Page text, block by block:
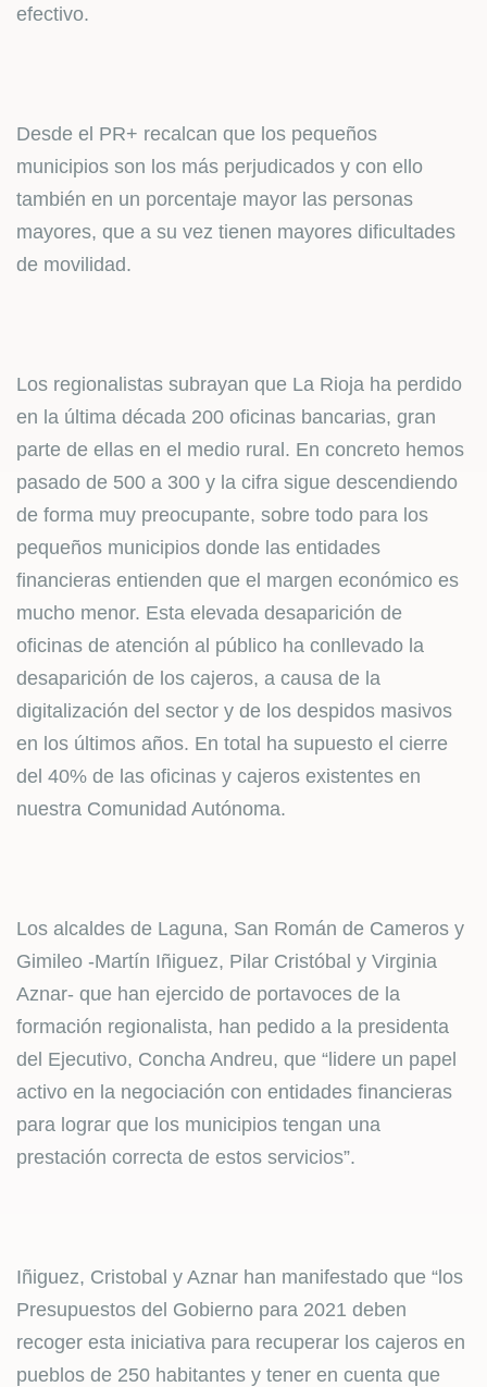
efectivo.
Desde el PR+ recalcan que los pequeños
municipios son los más perjudicados y con ello
también en un porcentaje mayor las personas
mayores, que a su vez tienen mayores dificultades
de movilidad.
Los regionalistas subrayan que La Rioja ha perdido
en la última década 200 oficinas bancarias, gran
parte de ellas en el medio rural. En concreto hemos
pasado de 500 a 300 y la cifra sigue descendiendo
de forma muy preocupante, sobre todo para los
pequeños municipios donde las entidades
financieras entienden que el margen económico es
mucho menor. Esta elevada desaparición de
oficinas de atención al público ha conllevado la
desaparición de los cajeros, a causa de la
digitalización del sector y de los despidos masivos
en los últimos años. En total ha supuesto el cierre
del 40% de las oficinas y cajeros existentes en
nuestra Comunidad Autónoma.
Los alcaldes de Laguna, San Román de Cameros y
Gimileo -Martín Iñiguez, Pilar Cristóbal y Virginia
Aznar- que han ejercido de portavoces de la
formación regionalista, han pedido a la presidenta
del Ejecutivo, Concha Andreu, que “lidere un papel
activo en la negociación con entidades financieras
para lograr que los municipios tengan una
prestación correcta de estos servicios”.
Iñiguez, Cristobal y Aznar han manifestado que “los
Presupuestos del Gobierno para 2021 deben
recoger esta iniciativa para recuperar los cajeros en
pueblos de 250 habitantes y tener en cuenta que